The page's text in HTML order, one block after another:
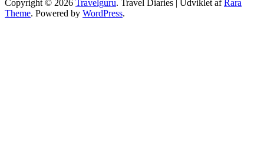
Copyright © 2026 Travelguru. Travel Diaries | Udviklet afRara
Theme. Powered by WordPress.